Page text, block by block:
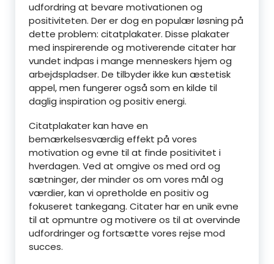
udfordring at bevare motivationen og
positiviteten. Der er dog en populær løsning på
dette problem: citatplakater. Disse plakater
med inspirerende og motiverende citater har
vundet indpas i mange menneskers hjem og
arbejdspladser. De tilbyder ikke kun æstetisk
appel, men fungerer også som en kilde til
daglig inspiration og positiv energi.
Citatplakater kan have en
bemærkelsesværdig effekt på vores
motivation og evne til at finde positivitet i
hverdagen. Ved at omgive os med ord og
sætninger, der minder os om vores mål og
værdier, kan vi opretholde en positiv og
fokuseret tankegang. Citater har en unik evne
til at opmuntre og motivere os til at overvinde
udfordringer og fortsætte vores rejse mod
succes.